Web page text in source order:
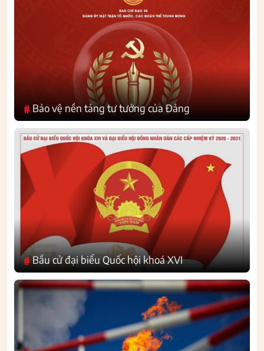
# Bảo vệ nền tảng tư tưởng của Đảng
#Bầu cử đại biểu Quốc hội khoá XVI